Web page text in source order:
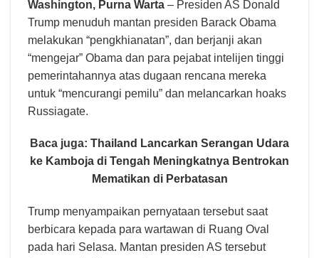
Washington, Purna Warta – Presiden AS Donald
Trump menuduh mantan presiden Barack Obama
melakukan “pengkhianatan”, dan berjanji akan
“mengejar” Obama dan para pejabat intelijen tinggi
pemerintahannya atas dugaan rencana mereka
untuk “mencurangi pemilu” dan melancarkan hoaks
Russiagate.
Baca juga: Thailand Lancarkan Serangan Udara
ke Kamboja di Tengah Meningkatnya Bentrokan
Mematikan di Perbatasan
Trump menyampaikan pernyataan tersebut saat
berbicara kepada para wartawan di Ruang Oval
pada hari Selasa. Mantan presiden AS tersebut